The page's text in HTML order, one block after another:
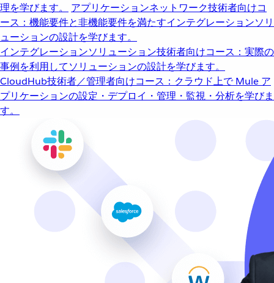
理を学びます。
アプリケーションネットワーク技術者向けコ
ース：機能要件と非機能要件を満たすインテグレーションソリ
ューションの設計を学びます。
インテグレーションソリューション技術者向けコース：実際の
事例を利用してソリューションの設計を学びます。
CloudHub技術者／管理者向けコース：クラウド上で Mule ア
プリケーションの設定・デプロイ・管理・監視・分析を学びま
す。